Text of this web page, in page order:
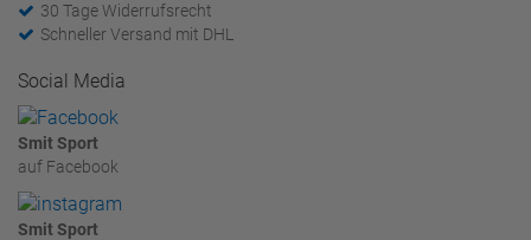
30 Tage Widerrufsrecht
Schneller Versand mit DHL
Social Media
Smit Sport
auf Facebook
Smit Sport